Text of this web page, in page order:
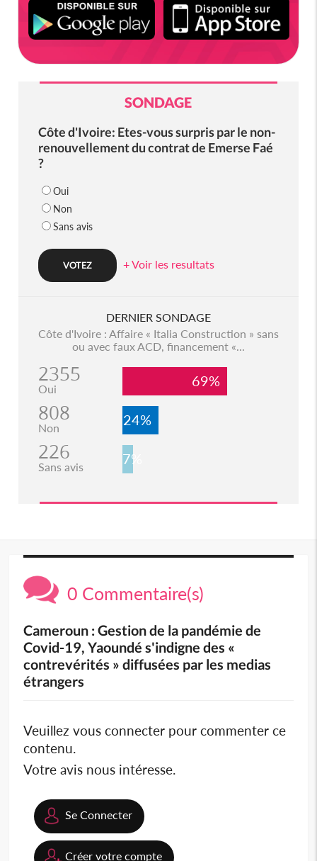
SONDAGE
Côte d'Ivoire: Etes-vous surpris par le non-
renouvellement du contrat de Emerse Faé
?
Oui
Non
Sans avis
+ Voir les resultats
DERNIER SONDAGE
Côte d'Ivoire : Affaire « Italia Construction » sans
ou avec faux ACD, financement «...
2355
Oui 69%
808
Non 24%
226
Sans avis 7%
0 Commentaire(s)
Cameroun : Gestion de la pandémie de
Covid-19, Yaoundé s'indigne des «
contrevérités » diffusées par les medias
étrangers
Veuillez vous connecter pour commenter ce
contenu.
Votre avis nous intéresse.
Se Connecter
Créer votre compte